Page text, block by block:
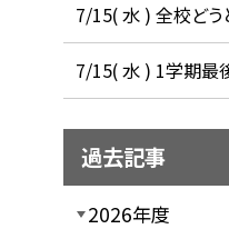
7/15( 水 ) 全校どう
7/15( 水 ) 1学期最
過去記事
2026年度